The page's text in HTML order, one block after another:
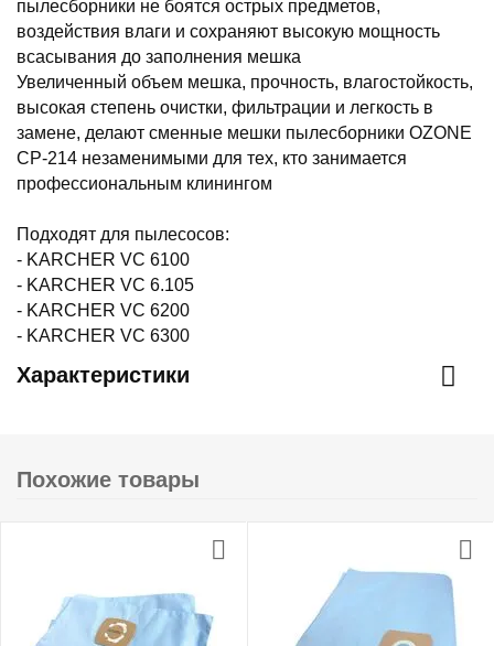
пылесборники не боятся острых предметов,
воздействия влаги и сохраняют высокую мощность
всасывания до заполнения мешка
Увеличенный объем мешка, прочность, влагостойкость,
высокая степень очистки, фильтрации и легкость в
замене, делают сменные мешки пылесборники OZONE
CP-214 незаменимыми для тех, кто занимается
профессиональным клинингом
Подходят для пылесосов:
- KARCHER VC 6100
- KARCHER VC 6.105
- KARCHER VC 6200
- KARCHER VC 6300
Характеристики
Похожие товары